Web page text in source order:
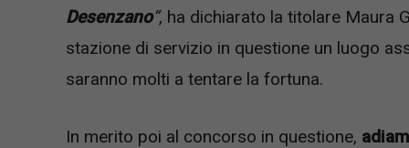
Desenzano“, ha dichiarato la titolare Maura
stazione di servizio in questione un luogo
saranno molti a tentare la fortuna.
In merito poi al concorso in questione,